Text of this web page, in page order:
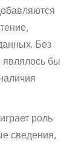
Без
являлось бы
роль
сведения,